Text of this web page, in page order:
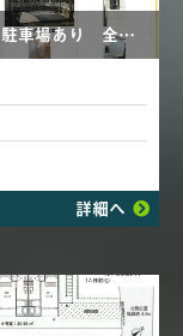
野田市の一棟売りアパート 満室賃貸中 駐車場あり 全室２LDK 2024年外壁塗装済
詳細へ